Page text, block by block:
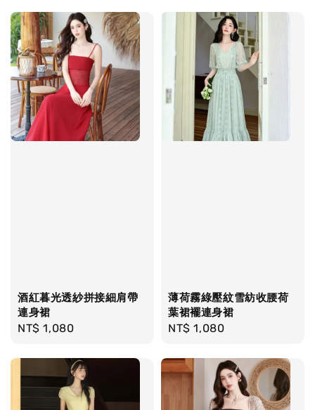
酒紅暮光透紗拼接細肩帶
連身裙
Regular
NT$ 1,080
薄荷霧綠壓紋雪紡收腰荷
葉裙襬連身裙
Regular
NT$ 1,080